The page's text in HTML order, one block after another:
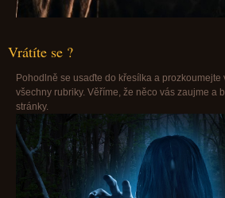
Vrátíte se ?
Pohodlně se usaďte do křesílka a prozkoumejte
všechny rubriky. Věříme, že něco vás zaujme a
stránky.